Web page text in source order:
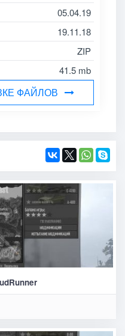
05.04.19
19.11.18
ZIP
41.5 mb
ФАЙЛОВ